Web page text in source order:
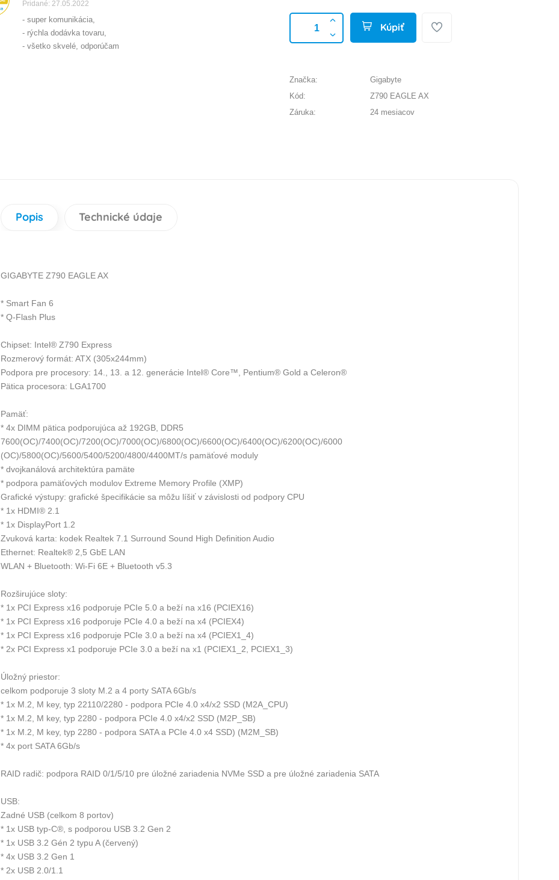
Pridané: 27.05.2022
- super komunikácia,
- rýchla dodávka tovaru,
- všetko skvelé, odporúčam
Kúpiť
Značka:
Gigabyte
Kód:
Z790 EAGLE AX
Záruka:
24 mesiacov
Popis Technické údaje
GIGABYTE Z790 EAGLE AX
* Smart Fan 6
* Q-Flash Plus
Chipset: Intel® Z790 Express
Rozmerový formát: ATX (305x244mm)
Podpora pre procesory: 14., 13. a 12. generácie Intel® Core™, Pentium® Gold a Celeron®
Pätica procesora: LGA1700
Pamäť:
* 4x DIMM pätica podporujúca až 192GB, DDR5
7600(OC)/7400(OC)/7200(OC)/7000(OC)/6800(OC)/6600(OC)/6400(OC)/6200(OC)/6000
(OC)/5800(OC)/5600/5400/5200/4800/4400MT/s pamäťové moduly
* dvojkanálová architektúra pamäte
* podpora pamäťových modulov Extreme Memory Profile (XMP)
Grafické výstupy: grafické špecifikácie sa môžu líšiť v závislosti od podpory CPU
* 1x HDMI® 2.1
* 1x DisplayPort 1.2
Zvuková karta: kodek Realtek 7.1 Surround Sound High Definition Audio
Ethernet: Realtek® 2,5 GbE LAN
WLAN + Bluetooth: Wi-Fi 6E + Bluetooth v5.3
Rozširujúce sloty:
* 1x PCI Express x16 podporuje PCIe 5.0 a beží na x16 (PCIEX16)
* 1x PCI Express x16 podporuje PCIe 4.0 a beží na x4 (PCIEX4)
* 1x PCI Express x16 podporuje PCIe 3.0 a beží na x4 (PCIEX1_4)
* 2x PCI Express x1 podporuje PCIe 3.0 a beží na x1 (PCIEX1_2, PCIEX1_3)
Úložný priestor:
celkom podporuje 3 sloty M.2 a 4 porty SATA 6Gb/s
* 1x M.2, M key, typ 22110/2280 - podpora PCIe 4.0 x4/x2 SSD (M2A_CPU)
* 1x M.2, M key, typ 2280 - podpora PCIe 4.0 x4/x2 SSD (M2P_SB)
* 1x M.2, M key, typ 2280 - podpora SATA a PCIe 4.0 x4 SSD) (M2M_SB)
* 4x port SATA 6Gb/s
RAID radič: podpora RAID 0/1/5/10 pre úložné zariadenia NVMe SSD a pre úložné zariadenia SATA
USB:
Zadné USB (celkom 8 portov)
* 1x USB typ-C®, s podporou USB 3.2 Gen 2
* 1x USB 3.2 Gén 2 typu A (červený)
* 4x USB 3.2 Gen 1
* 2x USB 2.0/1.1